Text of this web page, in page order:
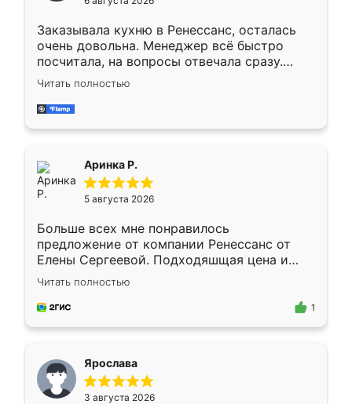
мебели буду заказывать только здесь.
Заказывала кухню в Ренессанс, осталась
очень довольна. Менеджер всё быстро
посчитала, на вопросы отвечала сразу.
Замерщик приехал в субботу, подошёл к
делу со всей ответственностью. Собрали
за день, ребята работали аккуратно, даже
Читать полностью
Аринка Р.
5 августа 2026
Больше всех мне понравилось
предложение от компании Ренессанс от
Елены Сергеевой. Подходяшщая цена и
короткие сроки изготовления. Приехавший
для замера сотрудник Владислав
предложил по моему эскизу самый
Читать полностью
1
Ярослава
3 августа 2026